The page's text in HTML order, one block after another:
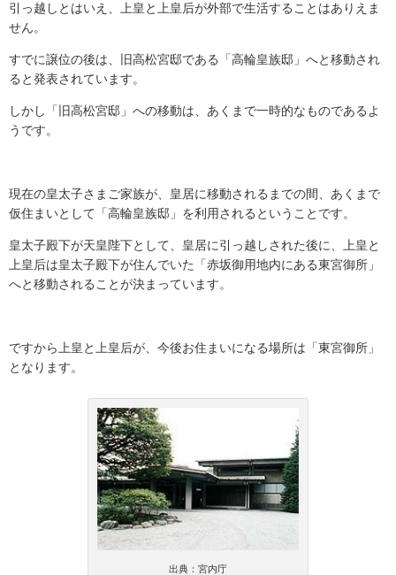
引っ越しとはいえ、上皇と上皇后が外部で生活することはありえま
せん。
すでに譲位の後は、旧高松宮邸である「高輪皇族邸」へと移動され
ると発表されています。
しかし「旧高松宮邸」への移動は、あくまで一時的なものであるよ
うです。
現在の皇太子さまご家族が、皇居に移動されるまでの間、あくまで
仮住まいとして「高輪皇族邸」を利用されるということです。
皇太子殿下が天皇陛下として、皇居に引っ越しされた後に、上皇と
上皇后は皇太子殿下が住んでいた「赤坂御用地内にある東宮御所」
へと移動されることが決まっています。
ですから上皇と上皇后が、今後お住まいになる場所は「東宮御所」
となります。
出典：宮内庁